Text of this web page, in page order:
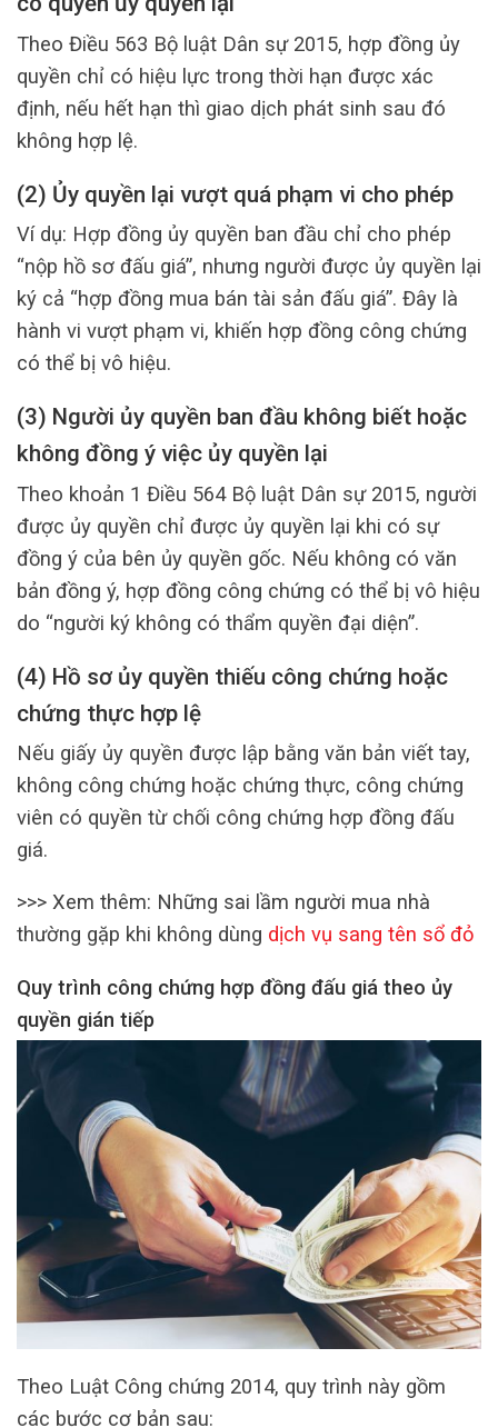
Theo Điều 563 Bộ luật Dân sự 2015, hợp đồng ủy
quyền chỉ có hiệu lực trong thời hạn được xác
định, nếu hết hạn thì giao dịch phát sinh sau đó
không hợp lệ.
(2) Ủy quyền lại vượt quá phạm vi cho phép
Ví dụ: Hợp đồng ủy quyền ban đầu chỉ cho phép
“nộp hồ sơ đấu giá”, nhưng người được ủy quyền lại
ký cả “hợp đồng mua bán tài sản đấu giá”. Đây là
hành vi vượt phạm vi, khiến hợp đồng công chứng
có thể bị vô hiệu.
(3) Người ủy quyền ban đầu không biết hoặc
không đồng ý việc ủy quyền lại
Theo khoản 1 Điều 564 Bộ luật Dân sự 2015, người
được ủy quyền chỉ được ủy quyền lại khi có sự
đồng ý của bên ủy quyền gốc. Nếu không có văn
bản đồng ý, hợp đồng công chứng có thể bị vô hiệu
do “người ký không có thẩm quyền đại diện”.
(4) Hồ sơ ủy quyền thiếu công chứng hoặc
chứng thực hợp lệ
Nếu giấy ủy quyền được lập bằng văn bản viết tay,
không công chứng hoặc chứng thực, công chứng
viên có quyền từ chối công chứng hợp đồng đấu
giá.
>>> Xem thêm: Những sai lầm người mua nhà
thường gặp khi không dùng dịch vụ sang tên sổ đỏ
Quy trình công chứng hợp đồng đấu giá theo ủy
quyền gián tiếp
Theo Luật Công chứng 2014, quy trình này gồm
các bước cơ bản sau: